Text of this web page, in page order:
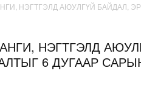
НЭГТГЭЛД АЮУЛГҮЙ БАЙДАЛ,
НЭГТГЭЛД
6 ДУГААР